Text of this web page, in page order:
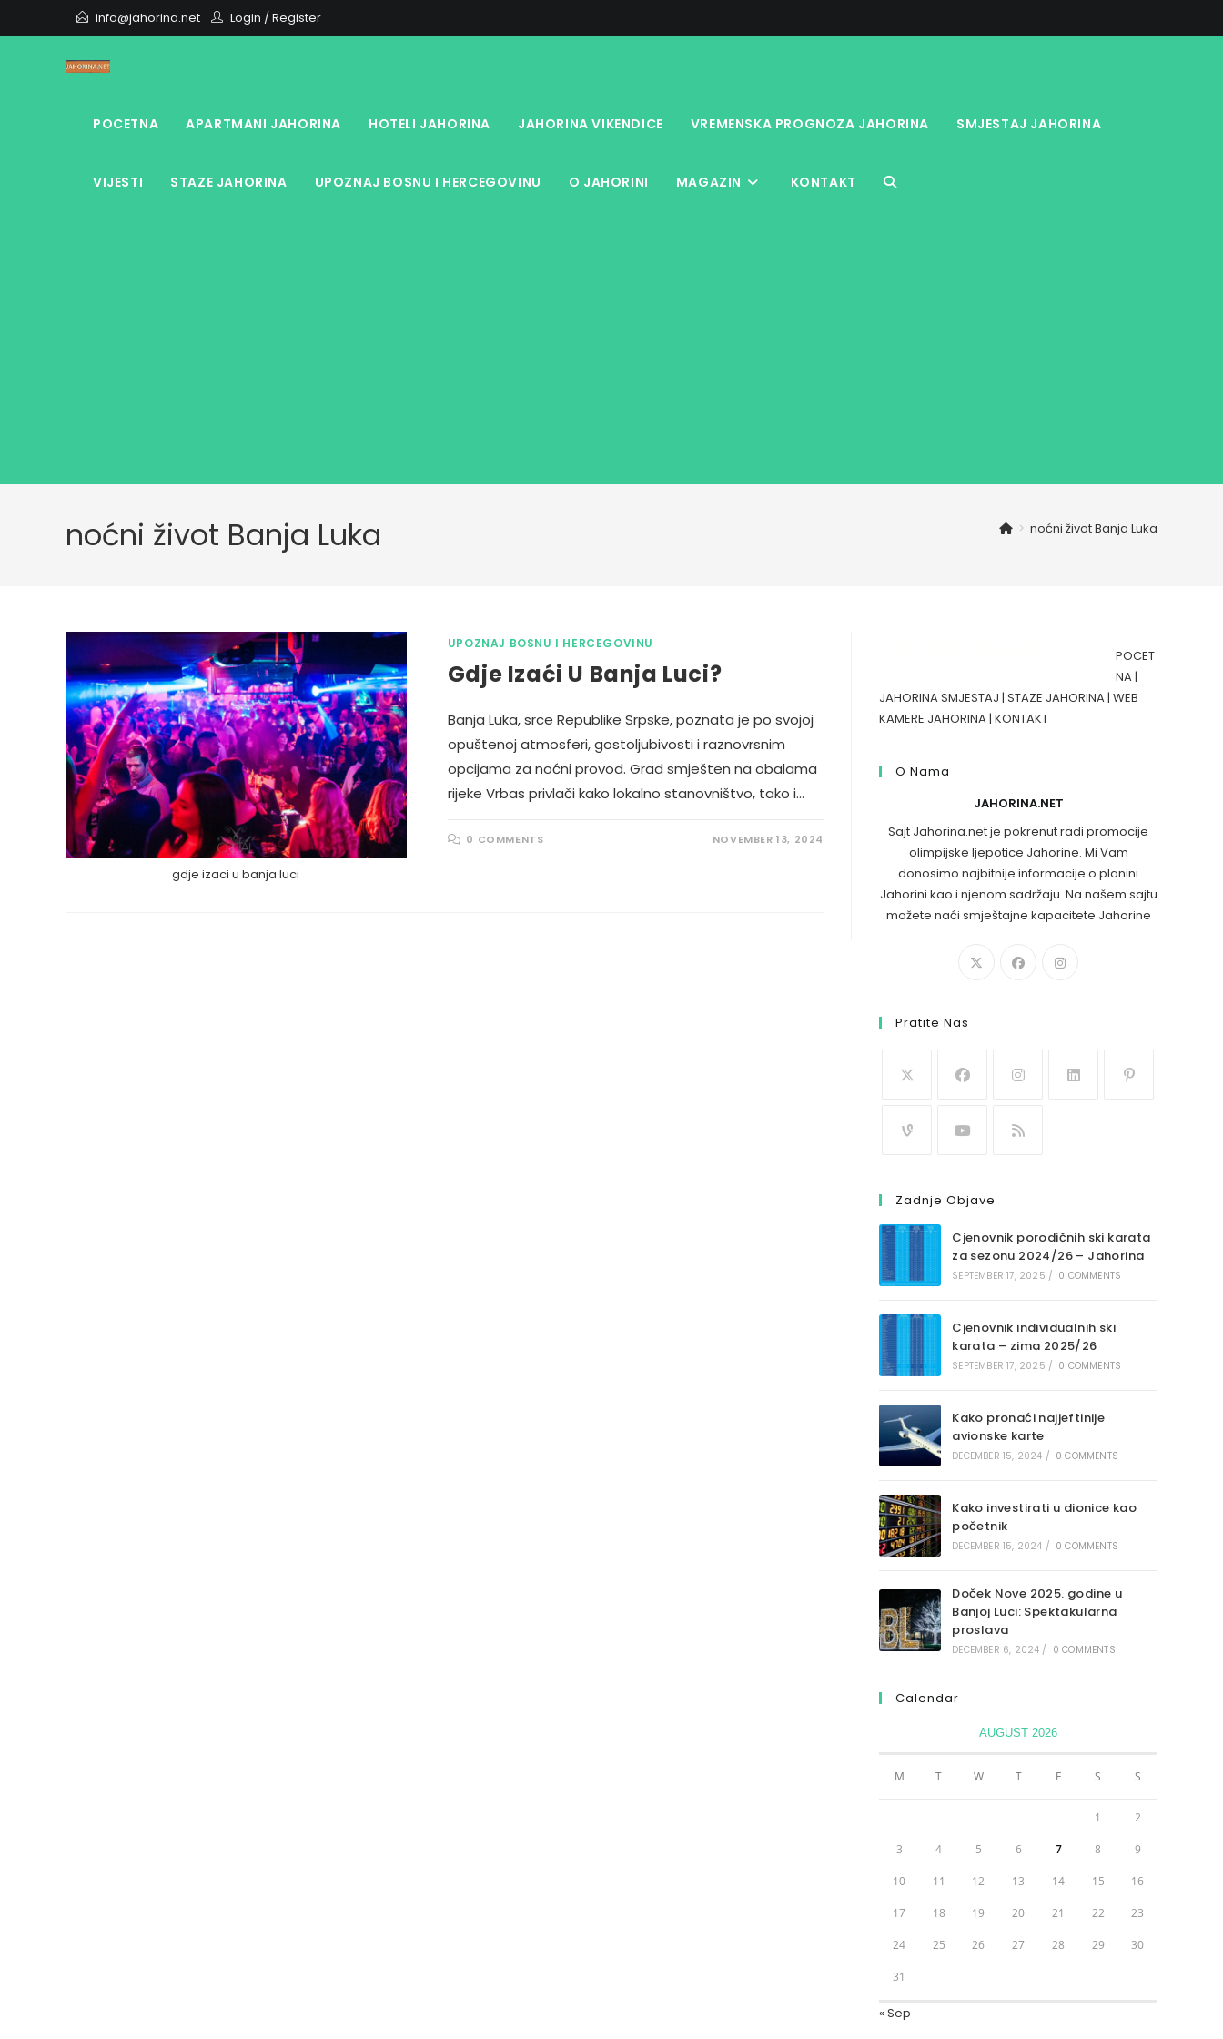
to
info@jahorina.net Login /Register
POCETNA APARTMANI JAHORINA HOTELI JAHORINA JAHORINA VIKENDICE VREMENSKA PROGNOZA JAHORINA SMJESTAJ JAHORINA
VIJESTI STAZE JAHORINA UPOZNAJ BOSNU I HERCEGOVINU O JAHORINI MAGAZIN KONTAKT TOGGLE
noćni život Banja Luka > noćni život Banja Luka
gdje izaci u banja luci
UPOZNAJ BOSNU I HERCEGOVINU
Gdje Izaći U Banja Luci?
Banja Luka, srce Republike Srpske, poznata je po svojoj
opuštenoj atmosferi, gostoljubivosti i raznovrsnim
opcijama za noćni provod. Grad smješten na obalama
rijeke Vrbas privlači kako lokalno stanovništvo, tako i…
0 COMMENTS NOVEMBER 13, 2024
POCET
NA|
JAHORINA SMJESTAJ | STAZE JAHORINA| WEB
KAMERE JAHORINA| KONTAKT
O Nama
JAHORINA.NET
Sajt Jahorina.net je pokrenut radi promocije
olimpijske ljepotice Jahorine. Mi Vam
donosimo najbitnije informacije o planini
Jahorini kao i njenom sadržaju. Na našem sajtu
možete naći smještajne kapacitete Jahorine
Pratite Nas
Zadnje Objave
Cjenovnik porodičnih ski karata
za sezonu 2024/26 – Jahorina
SEPTEMBER 17, 2025 / 0 COMMENTS
Cjenovnik individualnih ski
karata – zima 2025/26
SEPTEMBER 17, 2025 / 0 COMMENTS
Kako pronaći najjeftinije
avionske karte
DECEMBER 15, 2024 / 0 COMMENTS
Kako investirati u dionice kao
početnik
DECEMBER 15, 2024 / 0 COMMENTS
Doček Nove 2025. godine u
Banjoj Luci: Spektakularna
proslava
DECEMBER 6, 2024 / 0 COMMENTS
Calendar
AUGUST 2026
M T W T F S S
1 2
3 4 5 6 7 8 9
10 11 12 13 14 15 16
17 18 19 20 21 22 23
24 25 26 27 28 29 30
31
« Sep